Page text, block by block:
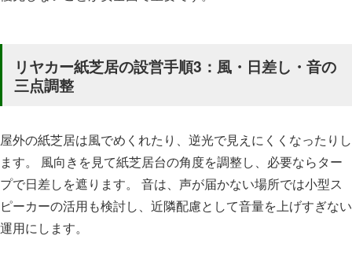
リヤカー紙芝居の設営手順3：風・日差し・音の
三点調整
屋外の紙芝居は風でめくれたり、逆光で見えにくくなったりし
ます。 風向きを見て紙芝居台の角度を調整し、必要ならター
プで日差しを遮ります。 音は、声が届かない場所では小型ス
ピーカーの活用も検討し、近隣配慮として音量を上げすぎない
運用にします。